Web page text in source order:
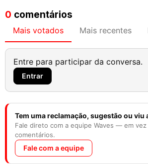
0 comentários
Mais votados Mais recentes
Entre para participar da conversa.
Entrar
Tem uma reclamação, sugestão ou viu
Fale direto com a equipe Waves — em
comentários.
Fale com a equipe